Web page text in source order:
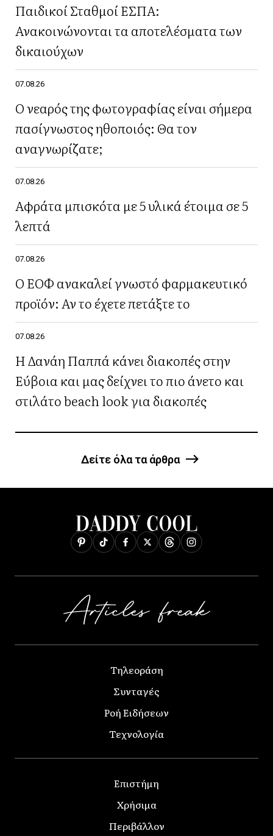
Παιδικοί Σταθμοί ΕΣΠΑ:
Ανακοινώνονται τα αποτελέσματα των
δικαιούχων
07.08.26
Ο νεαρός της φωτογραφίας είναι σήμερα
πασίγνωστος ηθοποιός: Θα τον
αναγνωρίζατε;
07.08.26
Αφράτα μπισκότα με 5 υλικά έτοιμα σε 5
λεπτά
07.08.26
Ο ΕΟΦ ανακαλεί γνωστό φαρμακευτικό
προϊόν: Αν το έχετε πετάξτε το
07.08.26
Η Δανάη Παππά κάνει διακοπές στην
Εύβοια και μας δείχνει το πιο άνετο και
στιλάτο beach look για διακοπές
Δείτε όλα τα άρθρα
Τηλεοράση
Συνταγές
Ροή Ειδήσεων
Τεχνολογία
Επιστήμη
Χρήσιμα
Περιβάλλον